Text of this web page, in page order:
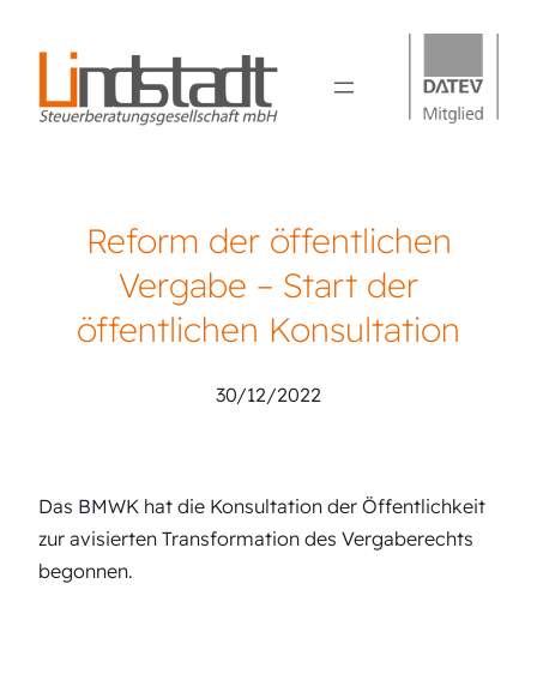
Reform der öffentlichen
Vergabe – Start der
öffentlichen Konsultation
30/12/2022
Das BMWK hat die Konsultation der Öffentlichkeit
zur avisierten Transformation des Vergaberechts
begonnen.